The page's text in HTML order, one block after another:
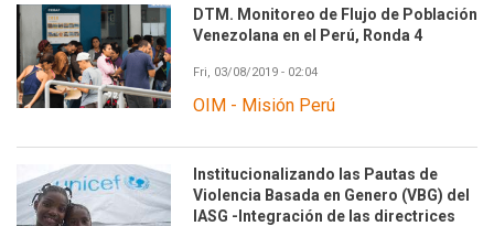
DTM. Monitoreo de Flujo de Población
Venezolana en el Perú, Ronda 4
Fri, 03/08/2019 - 02:04
OIM - Misión Perú
Institucionalizando las Pautas de
Violencia Basada en Genero (VBG) del
IASG -Integración de las directrices